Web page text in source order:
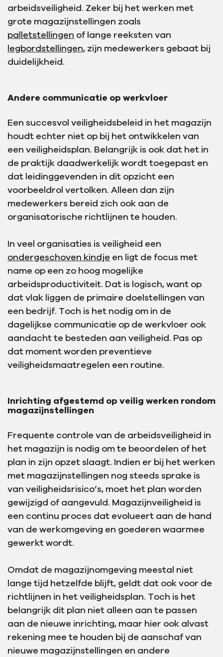
arbeidsveiligheid. Zeker bij het werken met
grote magazijnstellingen zoals
palletstellingen of lange reeksten van
legbordstellingen, zijn medewerkers gebaat bij
duidelijkheid.
Andere communicatie op werkvloer
Een succesvol veiligheidsbeleid in het magazijn
houdt echter niet op bij het ontwikkelen van
een veiligheidsplan. Belangrijk is ook dat het in
de praktijk daadwerkelijk wordt toegepast en
dat leidinggevenden in dit opzicht een
voorbeeldrol vertolken. Alleen dan zijn
medewerkers bereid zich ook aan de
organisatorische richtlijnen te houden.
In veel organisaties is veiligheid een
ondergeschoven kindje en ligt de focus met
name op een zo hoog mogelijke
arbeidsproductiviteit. Dat is logisch, want op
dat vlak liggen de primaire doelstellingen van
een bedrijf. Toch is het nodig om in de
dagelijkse communicatie op de werkvloer ook
aandacht te besteden aan veiligheid. Pas op
dat moment worden preventieve
veiligheidsmaatregelen een routine.
Inrichting afgestemd op veilig werken rondom
magazijnstellingen
Frequente controle van de arbeidsveiligheid in
het magazijn is nodig om te beoordelen of het
plan in zijn opzet slaagt. Indien er bij het werken
met magazijnstellingen nog steeds sprake is
van veiligheidsrisico’s, moet het plan worden
gewijzigd of aangevuld. Magazijnveiligheid is
een continu proces dat evolueert aan de hand
van de werkomgeving en goederen waarmee
gewerkt wordt.
Omdat de magazijnomgeving meestal niet
lange tijd hetzelfde blijft, geldt dat ook voor de
richtlijnen in het veiligheidsplan. Toch is het
belangrijk dit plan niet alleen aan te passen
aan de nieuwe inrichting, maar hier ook alvast
rekening mee te houden bij de aanschaf van
nieuwe magazijnstellingen en andere